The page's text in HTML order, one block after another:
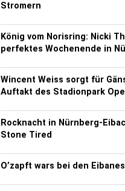
Stromern
König vom Norisring: Nicki
perfektes Wochenende in
Wincent Weiss sorgt für
Auftakt des Stadionpark
Rocknacht in Nürnberg-
Stone Tired
O’zapft wars bei den